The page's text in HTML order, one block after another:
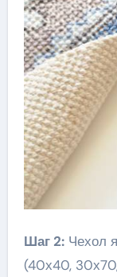
Шаг 2:Чехол
(40х40,